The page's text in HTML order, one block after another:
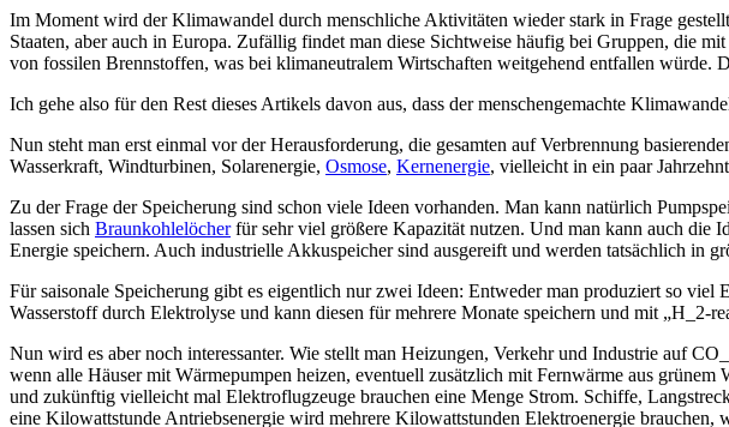
Im Moment wird der Klimawandel durch menschliche Aktivitäten wieder stark in Frage
Staaten, aber auch in Europa. Zufällig findet man diese Sichtweise häufig bei Gruppen, die
von fossilen Brennstoffen, was bei klimaneutralem Wirtschaften weitgehend entfallen würde.
Ich gehe also für den Rest dieses Artikels davon aus, dass der menschengemachte
Nun steht man erst einmal vor der Herausforderung, die gesamten auf Verbrennung
Wasserkraft, Windturbinen, Solarenergie, Osmose, Kernenergie, vielleicht in ein paar
Zu der Frage der Speicherung sind schon viele Ideen vorhanden. Man kann natürlich
lassen sich Braunkohlelöcherfür sehr viel größere Kapazität nutzen. Und man kann auch die
Energie speichern. Auch industrielle Akkuspeicher sind ausgereift und werden tatsächlich in
Für saisonale Speicherung gibt es eigentlich nur zwei Ideen: Entweder man produziert so
Wasserstoff durch Elektrolyse und kann diesen für mehrere Monate speichern und mit
Nun wird es aber noch interessanter. Wie stellt man Heizungen, Verkehr und Industrie auf
wenn alle Häuser mit Wärmepumpen heizen, eventuell zusätzlich mit Fernwärme aus
und zukünftig vielleicht mal Elektroflugzeuge brauchen eine Menge Strom. Schiffe,
eine Kilowattstunde Antriebsenergie wird mehrere Kilowattstunden Elektroenergie